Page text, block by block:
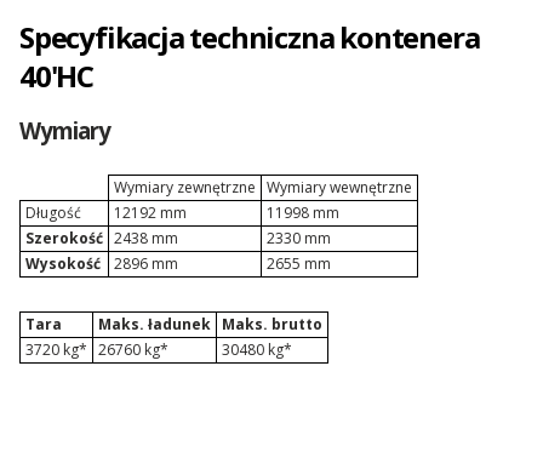
Kontenery Lublin
Kontenery Opole
Kontenery Rzeszów
Specyfikacja techniczna kontenera
40'HC
Wymiary
Wymiary zewnętrzne Wymiary wewnętrzne
Długość
12192 mm
11998 mm
Szerokość 2438 mm
2330 mm
Wysokość
2896 mm 2655 mm
Tara Maks. ładunek Maks. brutto
3720 kg* 26760 kg* 30480 kg*